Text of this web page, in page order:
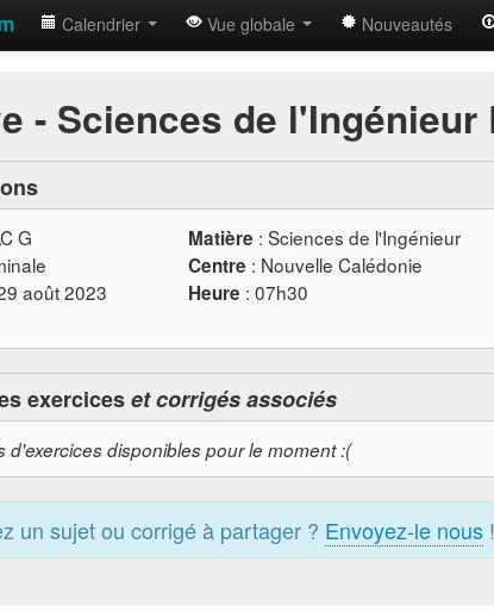
Calendrier Vue globale Nouveautés
- Sciences de
G Matière : Sciences de l'Ingénieur
Centre : Nouvelle Calédonie
août 2023 Heure : 07h30
exerciceset corrigés associés
d'exercices disponibles pour le moment :(
un sujet ou corrigé à partager ? Envoyez-le nous